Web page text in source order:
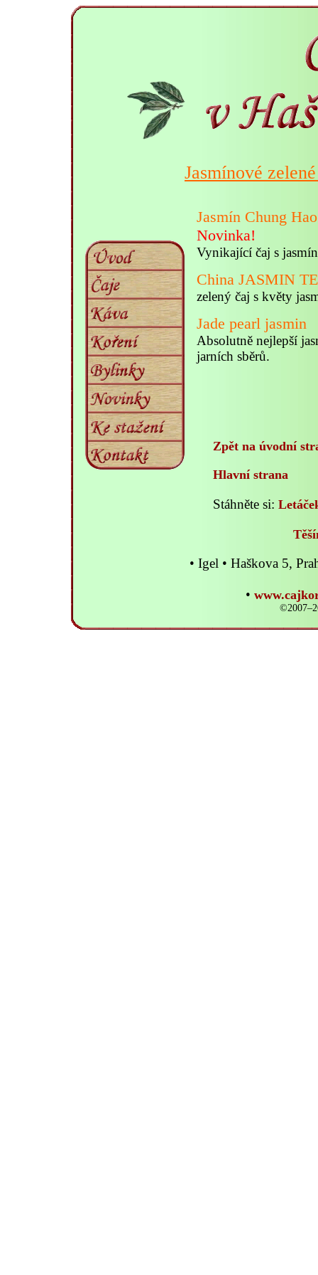
Jasmínové
Jasmín Chung Hao
Novinka!
Vynikající čaj s
China JASMIN
zelený čaj s květy
Jade pearl jasmin
Absolutně nejlepší
jarních sběrů.
Zpět na úvodní
Hlavní strana
Stáhněte si:
• Igel • Haškova 5,
•